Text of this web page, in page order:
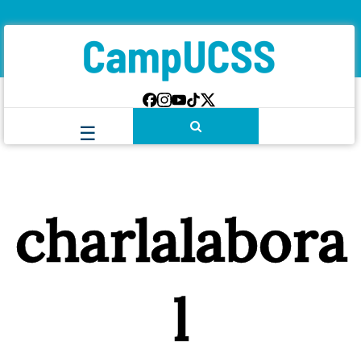
charlalabora
l